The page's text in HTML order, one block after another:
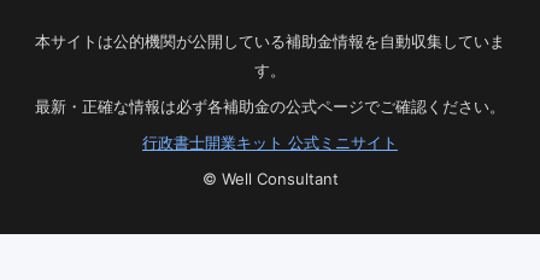
本サイトは公的機関が公開している補助金情報を自動収集していま
す。
最新・正確な情報は必ず各補助金の公式ページでご確認ください。
行政書士開業キット 公式ミニサイト
© Well Consultant